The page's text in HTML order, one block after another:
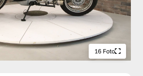
16 Foto